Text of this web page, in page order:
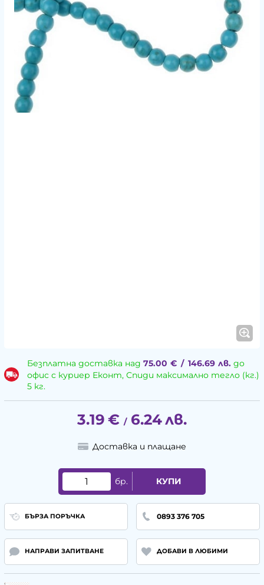
Безплатна доставка над 75.00 € / 146.69 лв.до
офис с куриер Еконт, Спиди максимално тегло (кг.)
5 кг.
3.19 € / 6.24лв.
Доставка и плащане
бр. КУПИ
БЪРЗА ПОРЪЧКА 0893 376 705
НАПРАВИ ЗАПИТВАНЕ ДОБАВИ В ЛЮБИМИ